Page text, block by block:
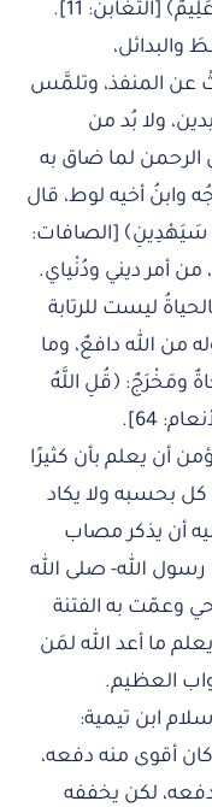
[التغابن: 11].
عن المنفذ، وتلمَّس
ولا بُد من
الرحمن لما ضاق به
وابنُ أخيه لوط، قال
سَيَهْدِينِ﴾ [الصافات:
ليست للرتابة
من الله دافعٌ، وما
ومَخْرَجٌ: ﴿قُلِ اللَّهُ
64].
أن يعلم بأن كثيرًا
كل بحسبه ولا يكاد
أن يذكر مصاب
رسول الله- صلى الله
وعمّت به الفتنة
ما أعد الله لمَن
العظيم.
ابن تيمية:
كان أقوى منه دفعه،
لكن يخففه